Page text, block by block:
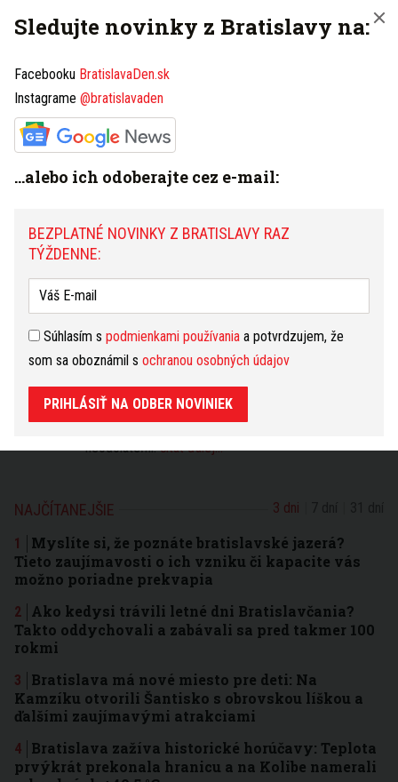
Súhlasím s podmienkami používania
som sa oboznámil s
ochranou osobných údajov
PRIHLÁSIŤ NA ODBER NOVINIEK
HOROSKOP
Dnešný Zajtrajší Týždenný
Kozorožec (22.12. - 20.1.) zmeniť
vynikajúco. Všade, kde vkročíte, zapôsobíte. Hviezdy
vám prajú aj vo financiách. Smelo sa môžete pustiť i
neodolateľní.čítať ďalej...
NAJČÍTANEJŠIE 3 dni
Myslíte si, že poznáte bratislavské jazerá?
Tieto zaujímavosti o ich vzniku či kapacite vás
možno poriadne prekvapia
Ako kedysi trávili letné dni Bratislavčania?
Takto oddychovali a zabávali sa pred takmer 100
rokmi
Bratislava má nové miesto pre deti: Na
Kamzíku otvorili Šantisko s obrovskou líškou a
ďalšími zaujímavými atrakciami
Bratislava zažíva historické horúčavy: Teplota
prvýkrát prekonala hranicu a na Kolibe namerali
Sledujte novinky z Bratislavy na:
Facebooku BratislavaDen.sk
Instagrame @bratislavaden
...alebo ich odoberajte cez e-mail:
BEZPLATNÉ NOVINKY Z BRATISLAVY RAZ
TÝŽDENNE:
Súhlasím s podmienkami používania a potvrdzujem, že
som sa oboznámil s ochranou osobných údajov
PRIHLÁSIŤ NA ODBER NOVINIEK